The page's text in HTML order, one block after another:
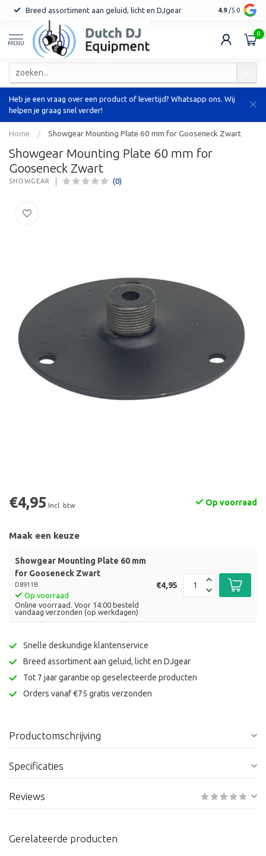
Breed assortiment aan geluid, licht en DJgear Tot 7 jaar
4.9 /5.0
MENU
0
Heb je een vraag over een product of levertijd? Whatsapp ons. Wij
helpen je graag snel verder!
Home / Showgear Mounting Plate 60 mm for Gooseneck Zwart
Showgear Mounting Plate 60 mm for
Gooseneck Zwart
SHOWGEAR (0)
€4,95 Incl. btw Op voorraad
Maak een keuze
Showgear Mounting Plate 60 mm
for Gooseneck Zwart
D8911B
Op voorraad
Online voorraad. Voor 14:00 besteld
vandaag verzonden (op werkdagen)
€4,95
Snelle deskundige klantenservice
Breed assortiment aan geluid, licht en DJgear
Tot 7 jaar garantie op geselecteerde producten
Orders vanaf €75 gratis verzonden
Productomschrijving
Specificaties
Reviews
Gerelateerde producten